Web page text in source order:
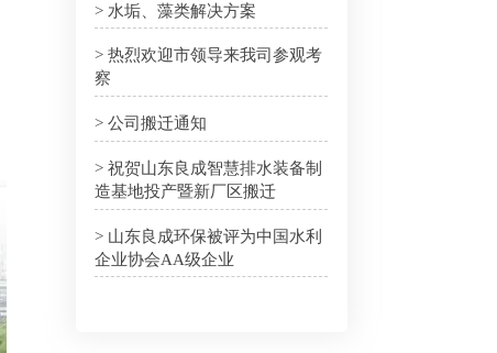
> 水垢、藻类解决方案
> 热烈欢迎市领导来我司参观考
察
> 公司搬迁通知
> 祝贺山东良成智慧排水装备制
造基地投产暨新厂区搬迁
> 山东良成环保被评为中国水利
企业协会AA级企业